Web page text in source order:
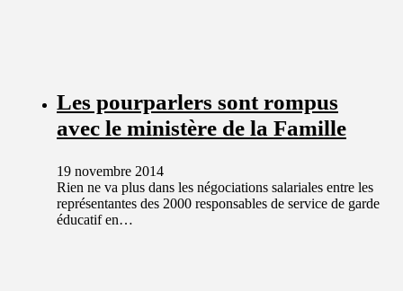
Les pourparlers sont rompus
avec le ministère de la Famille
19 novembre 2014
Rien ne va plus dans les négociations salariales entre les
représentantes des 2000 responsables de service de garde
éducatif en…